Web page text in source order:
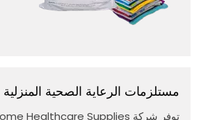
مستلزمات الرعاية الصحية المنزلية